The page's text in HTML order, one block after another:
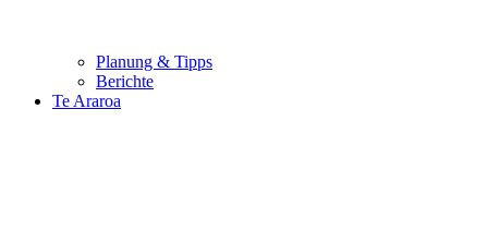
Planung & Tipps
Berichte
Te Araroa